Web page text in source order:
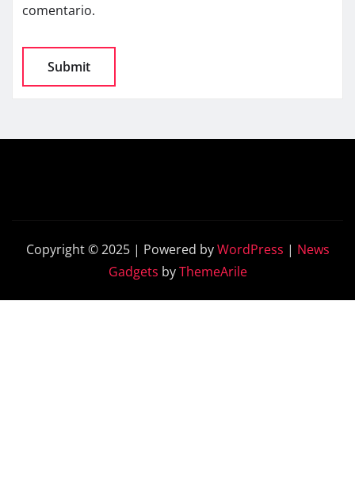
comentario.
Copyright © 2025 | Powered byWordPress | News
Gadgets byThemeArile